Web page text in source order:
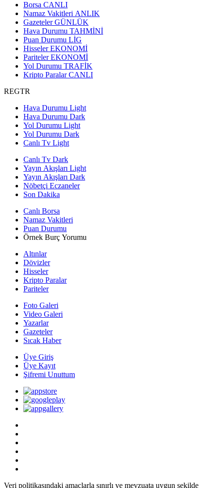
Borsa CANLI
Namaz Vakitleri ANLIK
GazetelerGÜNLÜK
Hava Durumu TAHMİNİ
Puan Durumu LİG
HisselerEKONOMİ
ParitelerEKONOMİ
Yol Durumu TRAFİK
Kripto ParalarCANLI
REGTR
Hava Durumu Light
Hava Durumu Dark
Yol Durumu Light
Yol Durumu Dark
Canlı Tv Light
Canlı Tv Dark
Yayın Akışları Light
Yayın Akışları Dark
Nöbetçi Eczaneler
Son Dakika
Canlı Borsa
Namaz Vakitleri
Puan Durumu
Örnek Burç Yorumu
Altınlar
Dövizler
Hisseler
Kripto Paralar
Pariteler
Foto Galeri
Video Galeri
Yazarlar
Gazeteler
Sıcak Haber
Üye Giriş
Üye Kayıt
Şifremi Unuttum
Veri politikasındaki amaçlarla sınırlı ve mevzuata uygun şekilde